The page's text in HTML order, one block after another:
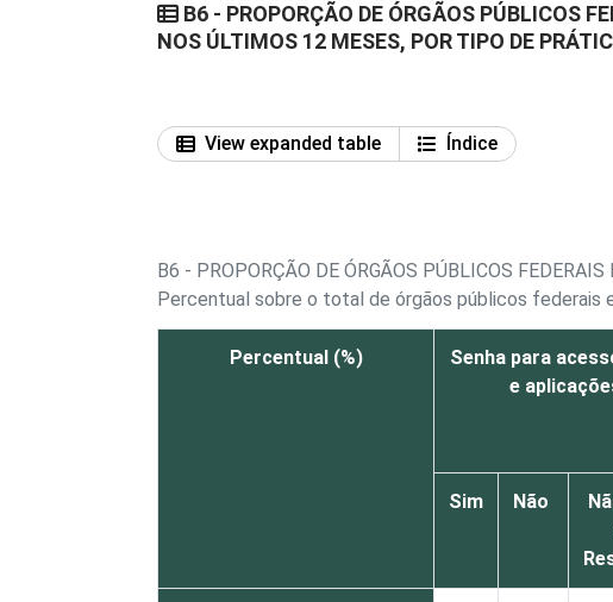
B6 - PROPORÇÃO DE ÓRGÃOS PÚBLICOS
NOS ÚLTIMOS 12 MESES, POR TIPO DE
View expanded table
Índice
B6 - PROPORÇÃO DE ÓRGÃOS PÚBLICOS
Percentual sobre o total de órgãos públicos federais
Percentual (%)
Senha para
e
Sim Não